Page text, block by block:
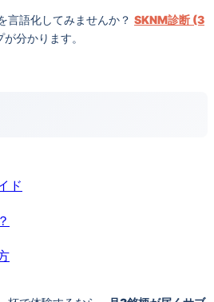
言語化してみませんか？ SKNM診断 (3
分かります。
ド